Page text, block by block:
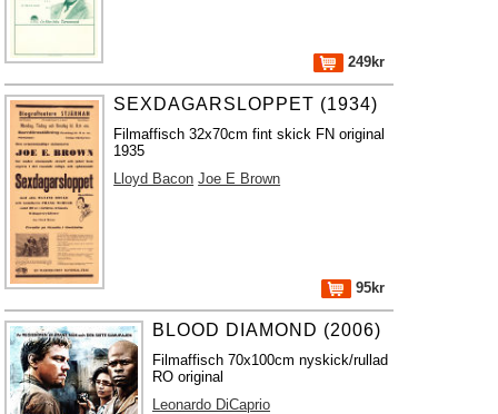
249kr
SEXDAGARSLOPPET (1934)
Filmaffisch 32x70cm fint skick FN original
1935
Lloyd Bacon Joe E Brown
95kr
BLOOD DIAMOND (2006)
Filmaffisch 70x100cm nyskick/rullad
RO original
Leonardo DiCaprio